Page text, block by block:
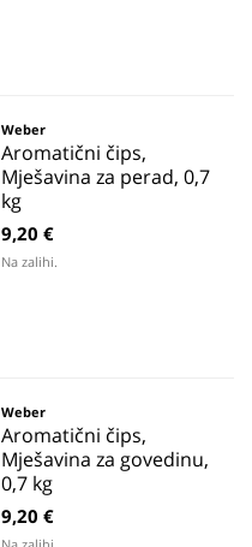
Weber
Aromatični čips,
Mješavina za perad, 0,7
kg
9,20 €
Na zalihi.
Weber
Aromatični čips,
Mješavina za govedinu,
0,7 kg
9,20 €